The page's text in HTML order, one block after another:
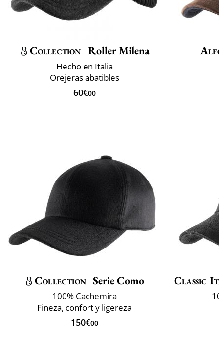
Collection Roller Milena
Hecho en Italia
Orejeras abatibles
60€00
Collection Serie Como
100% Cachemira
Fineza, confort y ligereza
150€00
Classic